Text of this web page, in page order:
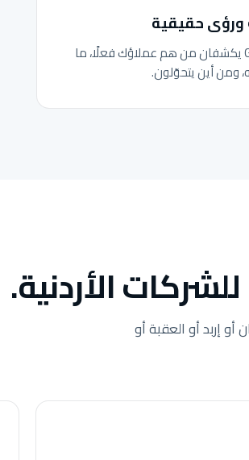
ورؤى حقيقية
GSC و GA4 يكشفان من هم عملاؤك فعلًا، ما
ومن أين يتحوّلون.
إربد أو العقبة أو